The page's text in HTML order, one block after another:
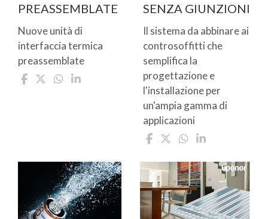
PREASSEMBLATE
Nuove unità di
interfaccia termica
preassemblate
SENZA GIUNZIONI
Il sistema da abbinare ai
controsoffitti che
semplifica la
progettazione e
l'installazione per
un'ampia gamma di
applicazioni